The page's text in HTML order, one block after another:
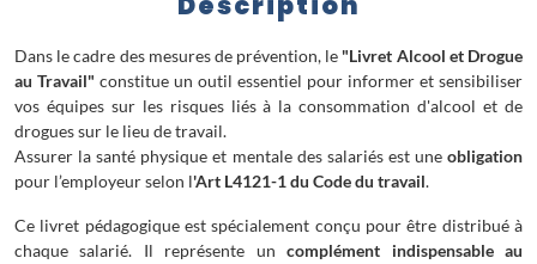
Dans le cadre des mesures de prévention, le "Livret Alcool et Drogue
au Travail" constitue un outil essentiel pour informer et sensibiliser
vos équipes sur les risques liés à la consommation d'alcool et de
drogues sur le lieu de travail.
Assurer la santé physique et mentale des salariés est uneobligation
pour l’employeur selon l'Art L4121-1 du Code du travail.
Ce livret pédagogique est spécialement conçu pour être distribué à
chaque salarié. Il représente uncomplément indispensable au